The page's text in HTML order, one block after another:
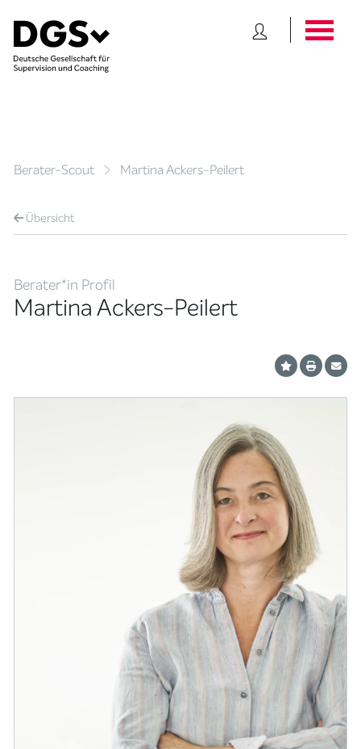
Berater-Scout Martina Ackers-Peilert
Übersicht
Berater*in Profil
Martina Ackers-Peilert